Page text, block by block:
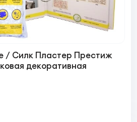
/ Силк Пластер Престиж
декоративная